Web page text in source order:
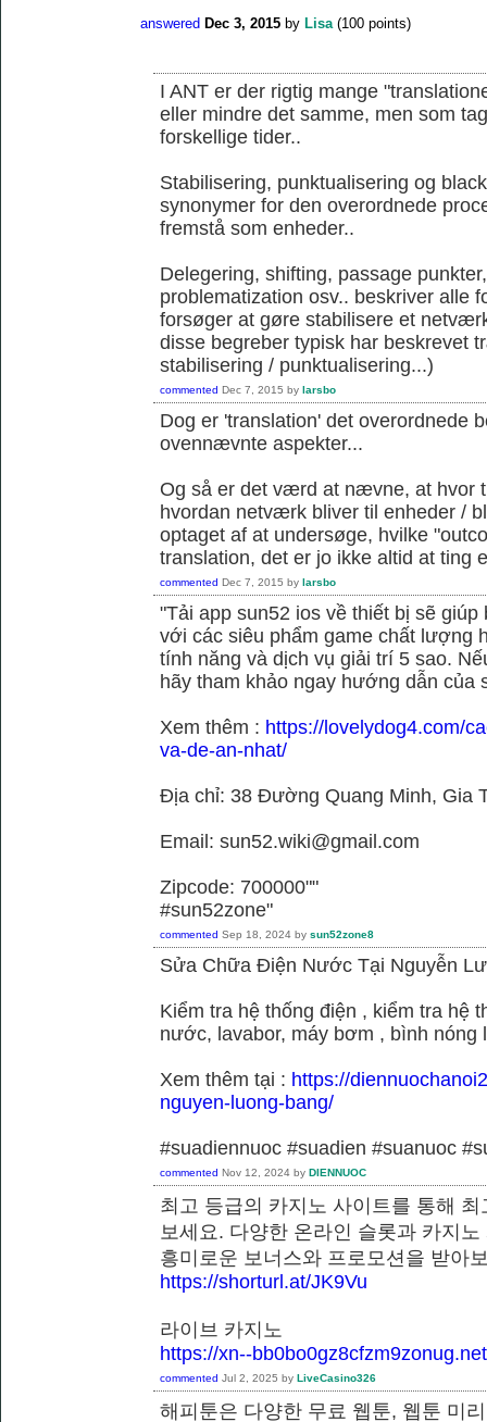
answered Dec 3, 2015 by Lisa (100 points)
I ANT er der rigtig mange
eller mindre det samme, men som
forskellige tider..
Stabilisering, punktualisering og
synonymer for den overordnede
fremstå som enheder..
Delegering, shifting, passage
problematization osv.. beskriver alle
forsøger at gøre stabilisere et
disse begreber typisk har beskrevet
stabilisering / punktualisering...)
commented Dec 7, 2015 by larsbo
Dog er 'translation' det overordnede
ovennævnte aspekter...
Og så er det værd at nævne, at hvor
hvordan netværk bliver til enheder /
optaget af at undersøge, hvilke
translation, det er jo ikke altid at ting
commented Dec 7, 2015 by larsbo
"Tải app sun52 ios về thiết bị sẽ
với các siêu phẩm game chất lượng
tính năng và dịch vụ giải trí 5 sao.
hãy tham khảo ngay hướng dẫn của
Xem thêm : https://lovelydog4.com/
va-de-an-nhat/
Địa chỉ: 38 Đường Quang Minh, Gia
Email: sun52.wiki@gmail.com
Zipcode: 700000""
#sun52zone"
commented Sep 18, 2024 by sun52zone8
Sửa Chữa Điện Nước Tại Nguyễn
Kiểm tra hệ thống điện , kiểm tra hệ
nước, lavabor, máy bơm , bình nóng
Xem thêm tại : https://
nguyen-luong-bang/
#suadiennuoc #suadien #suanuoc
commented Nov 12, 2024 by DIENNUOC
최고 등급의 카지노 사이트를 통해
보세요. 다양한 온라인 슬롯과 카지
흥미로운 보너스와 프로모션을 받
https://shorturl.at/JK9Vu
라이브 카지노
https://xn--bb0bo0gz8cfzm9zonug.net
commented Jul 2, 2025 by LiveCasino326
해피툰은 다양한 무료 웹툰, 웹툰 미